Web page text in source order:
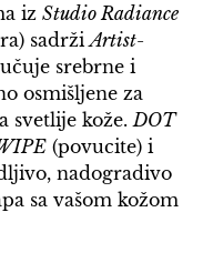
iz Studio Radiance
sadržiArtist-
srebrne i
osmišljene za
svetlije kože.DOT
(povucite) i
nadogradivo
sa vašom kožom